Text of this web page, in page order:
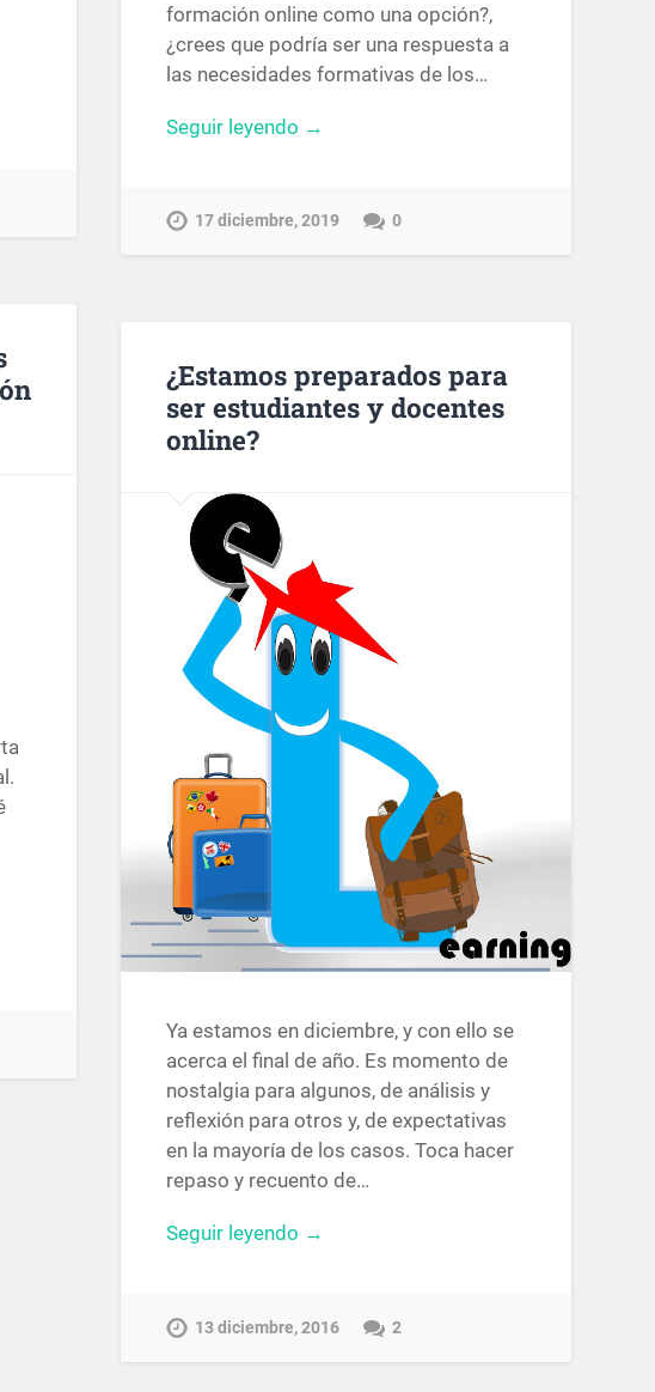
formación online como una opción?,
¿crees que podría ser una respuesta a
las necesidades formativas de los…
Seguir leyendo →
17 diciembre, 2019 0
¿Estamos preparados para
ser estudiantes y docentes
online?
Ya estamos en diciembre, y con ello se
acerca el final de año. Es momento de
nostalgia para algunos, de análisis y
reflexión para otros y, de expectativas
en la mayoría de los casos. Toca hacer
repaso y recuento de…
Seguir leyendo →
13 diciembre, 2016 2